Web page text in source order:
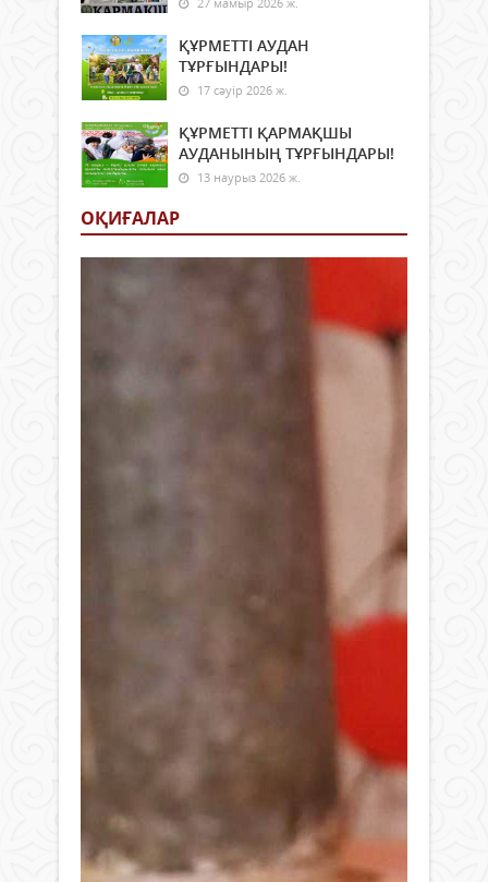
ҚҰРМЕТТІ АУДАН
ТҰРҒЫНДАРЫ!
17 сәуір 2026 ж.
ҚҰРМЕТТІ ҚАРМАҚШЫ
АУДАНЫНЫҢ ТҰРҒЫНДАРЫ!
13 наурыз 2026 ж.
ОҚИҒАЛАР